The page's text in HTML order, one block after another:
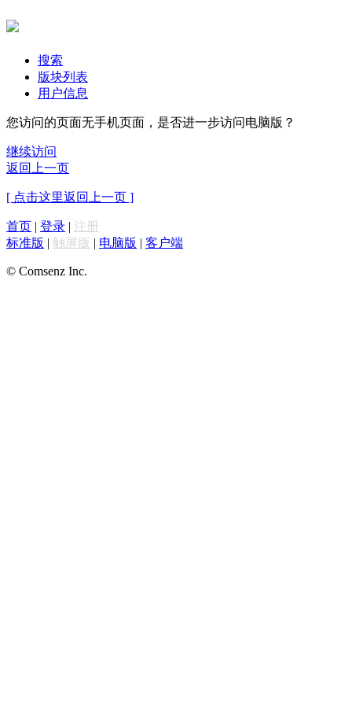
搜索
版块列表
用户信息
您访问的页面无手机页面，是否进一步访问电脑版？
继续访问
返回上一页
[ 点击这里返回上一页 ]
首页 | 登录 | 注册
标准版 | 触屏版 | 电脑版 | 客户端
© Comsenz Inc.